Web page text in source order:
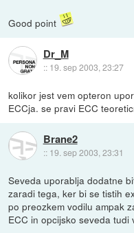
Good point
Dr_M
:: 19. sep 2003, 23:27
kolikor jest vem opteron
ECCja. se pravi ECC
Brane2
:: 19. sep 2003, 23:31
Seveda uporablja dodatne
zaradi tega, ker bi se tistih
po preozkem vodilu ampak
ECC in opcijsko seveda tudi